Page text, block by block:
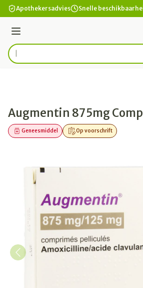
Ga naar de inhoud
Apothekersadvies Snelle
Menu
Product, merk, categorie...
Augmentin 875mg
Op voorschrift
Geneesmiddel